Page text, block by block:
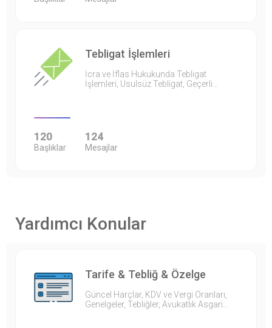
Tebligat İşlemleri
İcra ve İflas Hukukunda Tebligat
İşlemleri, Usulsüz Tebligat, Geçerli…
120
Başlıklar
124
Mesajlar
Yardımcı Konular
Tarife & Tebliğ & Özelge
Güncel Harçlar, KDV ve Vergi Oranları,
Genelgeler, Tebliğler, Avukatlık Asgari…